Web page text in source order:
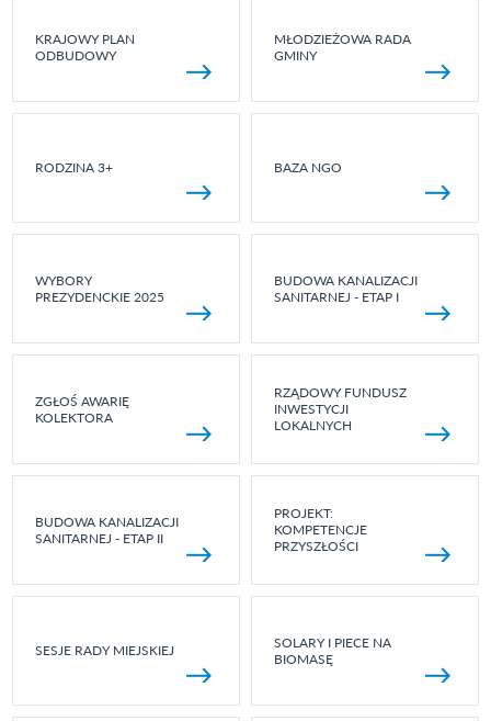
KRAJOWY PLAN
ODBUDOWY
MŁODZIEŻOWA RADA
GMINY
RODZINA 3+ BAZA NGO
WYBORY
PREZYDENCKIE 2025
BUDOWA KANALIZACJI
SANITARNEJ - ETAP I
ZGŁOŚ AWARIĘ
KOLEKTORA
RZĄDOWY FUNDUSZ
INWESTYCJI
LOKALNYCH
BUDOWA KANALIZACJI
SANITARNEJ - ETAP II
PROJEKT:
KOMPETENCJE
PRZYSZŁOŚCI
SESJE RADY MIEJSKIEJ
SOLARY I PIECE NA
BIOMASĘ